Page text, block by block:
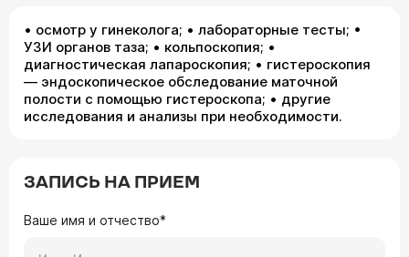
• осмотр у гинеколога; • лабораторные тесты; •
УЗИ органов таза; • кольпоскопия; •
диагностическая лапароскопия; • гистероскопия
— эндоскопическое обследование маточной
полости с помощью гистероскопа; • другие
исследования и анализы при необходимости.
ЗАПИСЬ НА ПРИЕМ
Ваше имя и отчество*